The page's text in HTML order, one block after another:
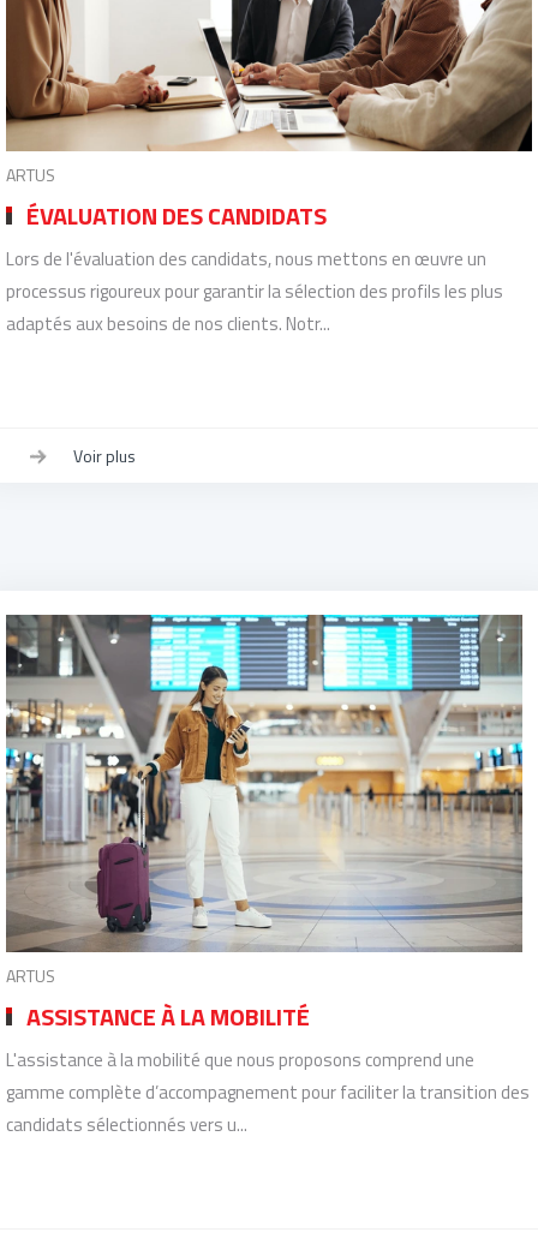
ARTUS
ÉVALUATION DES CANDIDATS
Lors de l'évaluation des candidats, nous mettons en œuvre un
processus rigoureux pour garantir la sélection des profils les plus
adaptés aux besoins de nos clients. Notr...
Voir plus
ARTUS
ASSISTANCE À LA MOBILITÉ
L'assistance à la mobilité que nous proposons comprend une
gamme complète d’accompagnement pour faciliter la transition des
candidats sélectionnés vers u...